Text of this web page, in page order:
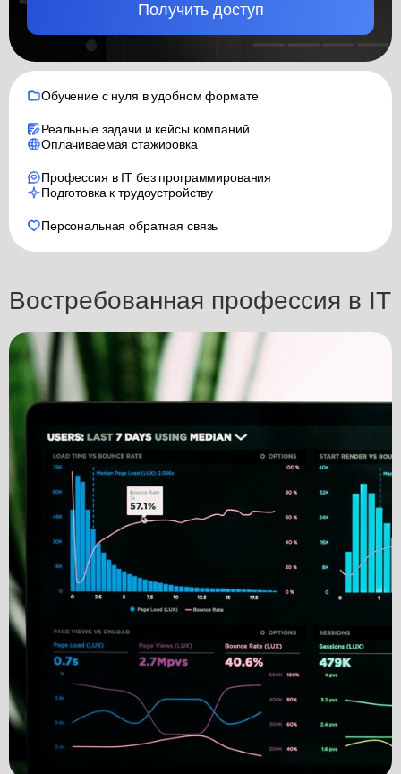
Получить доступ
Обучение с нуля в удобном формате
Реальные задачи и кейсы компаний
Оплачиваемая стажировка
Профессия в IT без программирования
Подготовка к трудоустройству
Персональная обратная связь
Востребованная профессия в IT